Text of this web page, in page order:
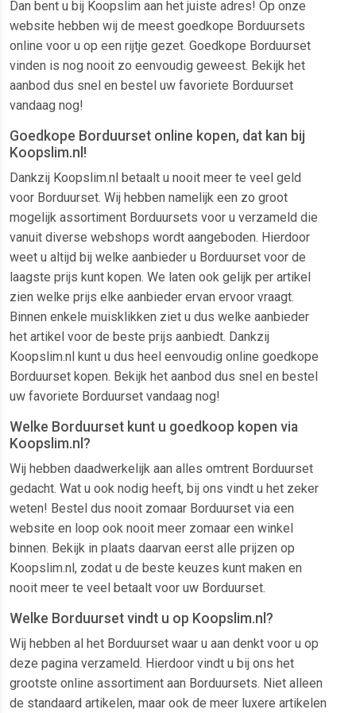
Dan bent u bij Koopslim aan het juiste adres! Op onze
website hebben wij de meest goedkope Borduursets
online voor u op een rijtje gezet. Goedkope Borduurset
vinden is nog nooit zo eenvoudig geweest. Bekijk het
aanbod dus snel en bestel uw favoriete Borduurset
vandaag nog!
Goedkope Borduurset online kopen, dat kan bij
Koopslim.nl!
Dankzij Koopslim.nl betaalt u nooit meer te veel geld
voor Borduurset. Wij hebben namelijk een zo groot
mogelijk assortiment Borduursets voor u verzameld die
vanuit diverse webshops wordt aangeboden. Hierdoor
weet u altijd bij welke aanbieder u Borduurset voor de
laagste prijs kunt kopen. We laten ook gelijk per artikel
zien welke prijs elke aanbieder ervan ervoor vraagt.
Binnen enkele muisklikken ziet u dus welke aanbieder
het artikel voor de beste prijs aanbiedt. Dankzij
Koopslim.nl kunt u dus heel eenvoudig online goedkope
Borduurset kopen. Bekijk het aanbod dus snel en bestel
uw favoriete Borduurset vandaag nog!
Welke Borduurset kunt u goedkoop kopen via
Koopslim.nl?
Wij hebben daadwerkelijk aan alles omtrent Borduurset
gedacht. Wat u ook nodig heeft, bij ons vindt u het zeker
weten! Bestel dus nooit zomaar Borduurset via een
website en loop ook nooit meer zomaar een winkel
binnen. Bekijk in plaats daarvan eerst alle prijzen op
Koopslim.nl, zodat u de beste keuzes kunt maken en
nooit meer te veel betaalt voor uw Borduurset.
Welke Borduurset vindt u op Koopslim.nl?
Wij hebben al het Borduurset waar u aan denkt voor u op
deze pagina verzameld. Hierdoor vindt u bij ons het
grootste online assortiment aan Borduursets. Niet alleen
de standaard artikelen, maar ook de meer luxere artikelen